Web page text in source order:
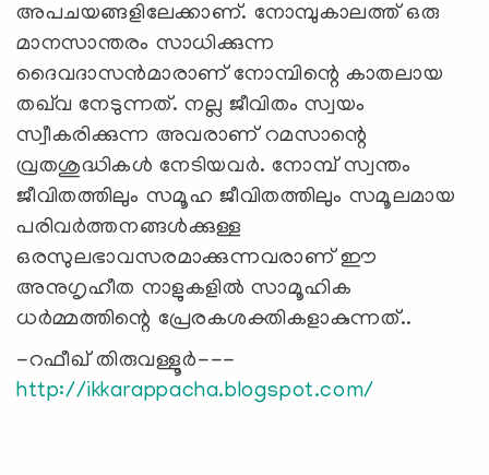
അപചയങ്ങളിലേക്കാണ്‌. നോമ്പുകാലത്ത്‌ ഒരു
മാനസാന്തരം സാധിക്കുന്ന
ദൈവദാസന്‍മാരാണ്‌ നോമ്പിന്റെ കാതലായ
തഖ്‌വ നേടുന്നത്‌. നല്ല ജീവിതം സ്വയം
സ്വീകരിക്കുന്ന അവരാണ്‌ റമസാന്റെ
വ്രതശുദ്ധികള്‍ നേടിയവര്‍. നോമ്പ്‌ സ്വന്തം
ജീവിതത്തിലും സമൂഹ ജീവിതത്തിലും സമൂലമായ
പരിവര്‍ത്തനങ്ങള്‍ക്കുള്ള
ഒരസുലഭാവസരമാക്കുന്നവരാണ്‌ ഈ
അനുഗൃഹീത നാളുകളില്‍ സാമൂഹിക
ധര്‍മ്മത്തിന്റെ പ്രേരകശക്തികളാകുന്നത്‌..
-റഫീഖ് തിരുവള്ളൂര്‍---
http://ikkarappacha.blogspot.com/